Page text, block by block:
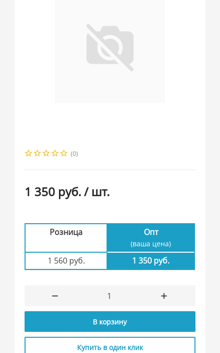
(0)
1 350 руб./ шт.
Розница Опт
(ваша цена)
1 560 руб. 1 350 руб.
В корзину
Купить в один клик